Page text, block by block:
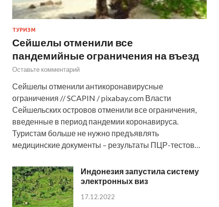
ТУРИЗМ
Сейшелы отменили все
пандемийные ограничения на въезд
Оставьте комментарий
Сейшелы отменили антикоронавирусные
ограничения // SCAPIN / pixabay.com Власти
Сейшельских островов отменили все ограничения,
введенные в период пандемии коронавируса.
Туристам больше не нужно предъявлять
медицинские документы – результаты ПЦР-тестов…
Индонезия запустила систему
электронных виз
17.12.2022